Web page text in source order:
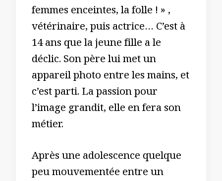
femmes enceintes, la folle ! » ,
vétérinaire, puis actrice… C’est à
14 ans que la jeune fille a le
déclic. Son père lui met un
appareil photo entre les mains, et
c’est parti. La passion pour
l’image grandit, elle en fera son
métier.
Après une adolescence quelque
peu mouvementée entre un